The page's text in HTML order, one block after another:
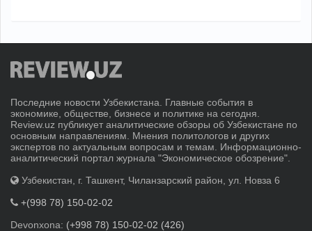
Последние новости Узбекистана. Главные события в
экономике, обществе, бизнесе и политике на сегодня.
Review.uz публикует аналитические обзоры об Узбекистане по
основным направлениям. Мнения политологов и других
экспертов по актуальным вопросам и темам. Информационно-
аналитический портал журнала "Экономическое обозрение".
Узбекистан, г. Ташкент, Чиланзарский район, ул. Новза 6
+(998 78) 150-02-02
Devonxona: (+998 78) 150-02-02 (426)